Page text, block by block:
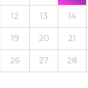
12 13 14
19 20 21
26 27 28